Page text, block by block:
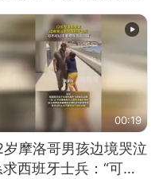
门：午休到几点
00:19
岁摩洛哥男孩边境哭泣
西班牙士兵：“可不